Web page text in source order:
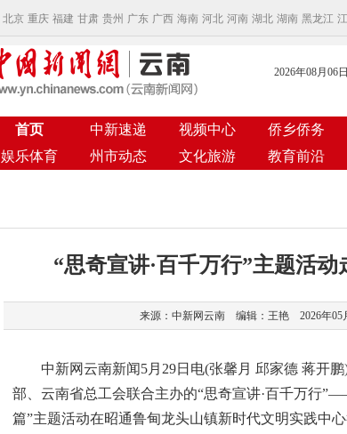
北京 重庆 福建 甘肃 贵州 广东 广西 海南 河北 河南 湖北 湖南 黑龙江
2026年08月06
首页 中新速递 视频中心 侨乡侨务
娱乐体育
州市动态 文化旅游 教育前沿
“思奇宣讲·百千万行”主题活
来源：中新网云南 编辑：王艳 2026年05
中新网云南新闻5月29日电(张馨月 邱家德 蒋开鹏
部、云南省总工会联合主办的“思奇宣讲·百千万行
篇”主题活动在昭通鲁甸龙头山镇新时代文明实践中